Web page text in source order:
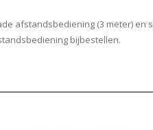
afstandsbediening (3 meter)
bijbestellen.